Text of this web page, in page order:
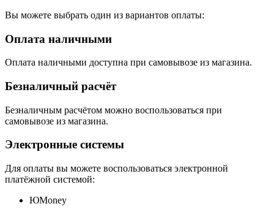
Вы можете выбрать один из вариантов оплаты:
Оплата наличными
Оплата наличными доступна при самовывозе из магазина.
Безналичный расчёт
Безналичным расчётом можно воспользоваться при
самовывозе из магазина.
Электронные системы
Для оплаты вы можете воспользоваться электронной
платёжной системой:
ЮMoney